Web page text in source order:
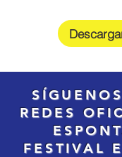
REDES
FESTIVAL